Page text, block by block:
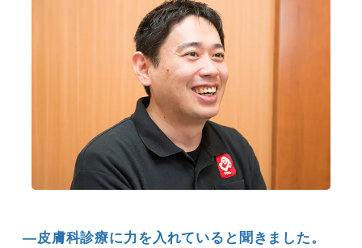
―皮膚科診療に力を入れていると聞きました。